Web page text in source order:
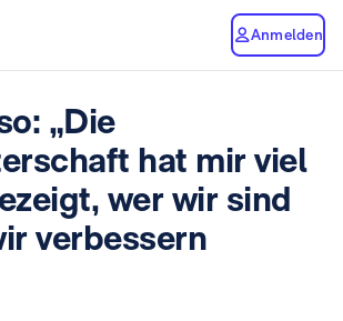
Anmelden
„Die
hat mir viel
wer wir sind
verbessern